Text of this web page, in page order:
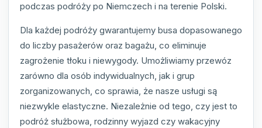
podczas podróży po Niemczech i na terenie Polski.
Dla każdej podróży gwarantujemy busa dopasowanego
do liczby pasażerów oraz bagażu, co eliminuje
zagrożenie tłoku i niewygody. Umożliwiamy przewóz
zarówno dla osób indywidualnych, jak i grup
zorganizowanych, co sprawia, że nasze usługi są
niezwykle elastyczne. Niezależnie od tego, czy jest to
podróż służbowa, rodzinny wyjazd czy wakacyjny